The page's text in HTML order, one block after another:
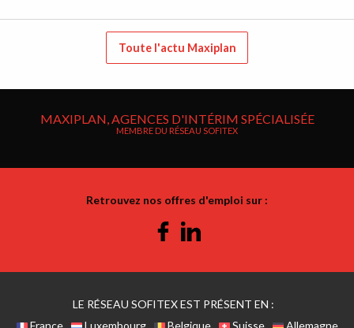
Toute l'actu Maxiplan
MAXIPLAN, AGENCES D'INTÉRIM SPÉCIALISÉE
MEMBRE DU RÉSEAU SOFITEX
Retrouvez nos offres d'emploi sur :
Facebook
LE RÉSEAU SOFITEX EST PRÉSENT EN :